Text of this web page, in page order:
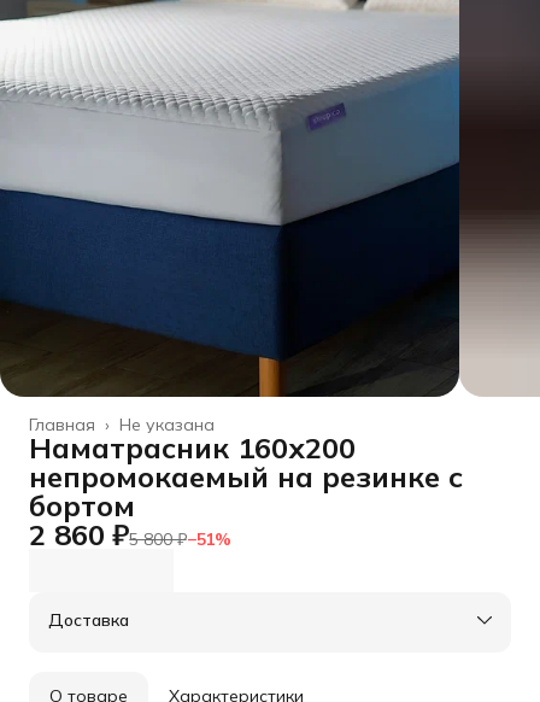
Не указана
Главная ›
Наматрасник 160х200
непромокаемый на резинке с
бортом
2 860 ₽5 800 ₽−51%
Доставка
О товаре Характеристики